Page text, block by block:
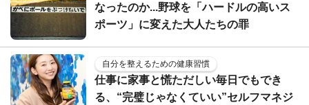
なったのか...野球を「ハードルの高いス
ポーツ」に変えた大人たちの罪
自分を整えるための健康習慣
仕事に家事と慌ただしい毎日でもでき
る、“完璧じゃなくていい”セルフマネジ